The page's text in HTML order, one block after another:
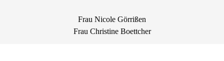
Frau Nicole Görrißen
Frau Christine Boettcher